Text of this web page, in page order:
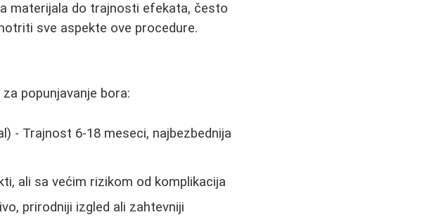
materijala do trajnosti efekata, često
sve aspekte ove procedure.
popunjavanje bora:
- Trajnost 6-18 meseci, najbezbednija
ali sa većim rizikom od komplikacija
prirodniji izgled ali zahtevniji